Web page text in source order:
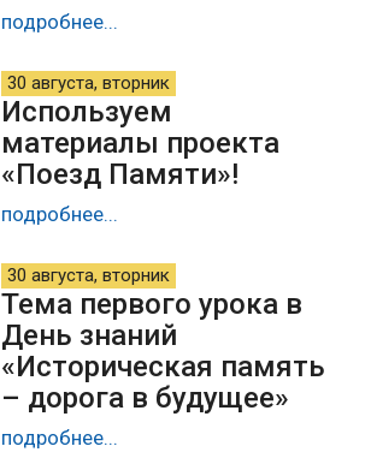
подробнее...
30 августа, вторник
Используем
материалы проекта
«Поезд Памяти»!
подробнее...
30 августа, вторник
Тема первого урока в
День знаний
«Историческая память
– дорога в будущее»
подробнее...